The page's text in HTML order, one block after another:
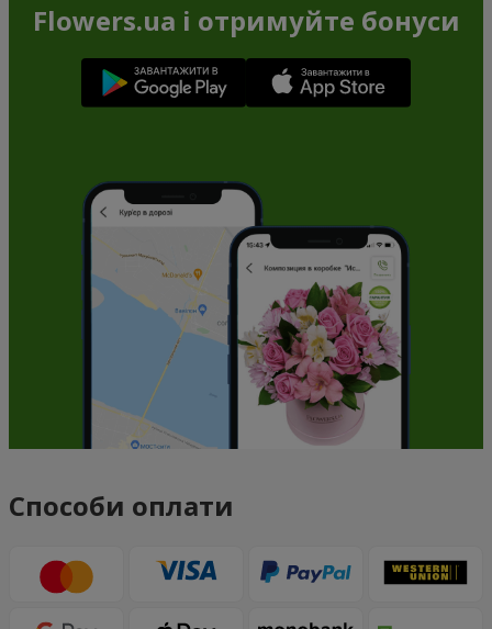
Flowers.ua і отримуйте бонуси
Способи оплати